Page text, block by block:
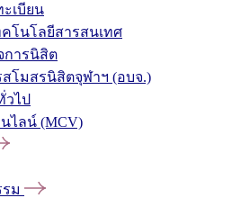
เบียน
โนโลยีสารสนเทศ
การนิสิต
โมสรนิสิตจุฬาฯ (อบจ.)
วไป
ไลน์ (MCV)
ม